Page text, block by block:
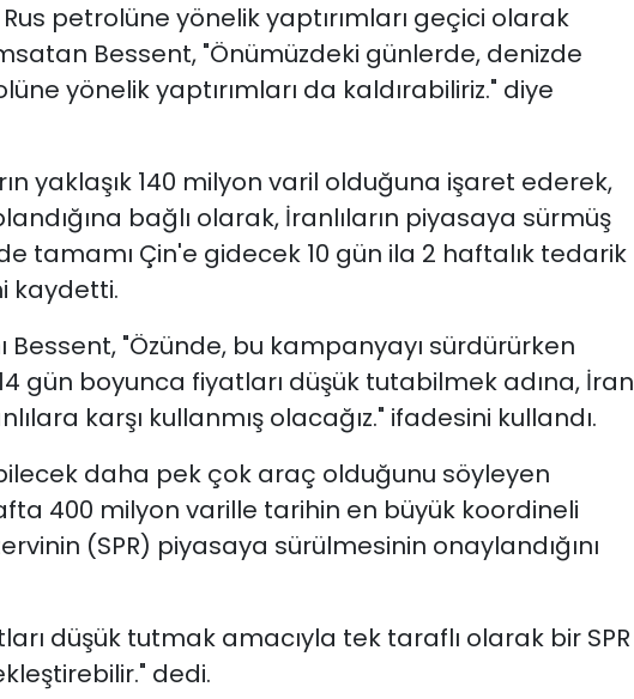
petrolüne yönelik yaptırımları geçici olarak
Bessent, "Önümüzdeki günlerde, denizde
yönelik yaptırımları da kaldırabiliriz." diye
yaklaşık 140 milyon varil olduğuna işaret ederek,
bağlı olarak, İranlıların piyasaya sürmüş
tamamı Çin'e gidecek 10 gün ila 2 haftalık tedarik
kaydetti.
Bessent, "Özünde, bu kampanyayı sürdürürken
gün boyunca fiyatları düşük tutabilmek adına, İran
karşı kullanmış olacağız." ifadesini kullandı.
daha pek çok araç olduğunu söyleyen
400 milyon varille tarihin en büyük koordineli
(SPR) piyasaya sürülmesinin onaylandığını
düşük tutmak amacıyla tek taraflı olarak bir SPR
dedi.